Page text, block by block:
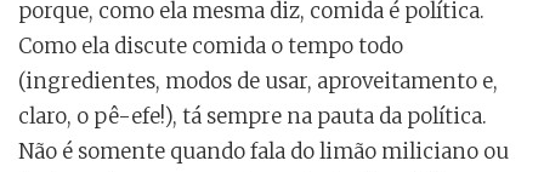
porque, como ela mesma diz, comida é política.
Como ela discute comida o tempo todo
(ingredientes, modos de usar, aproveitamento e,
claro, o pê-efe!), tá sempre na pauta da política.
Não é somente quando fala do limão miliciano ou